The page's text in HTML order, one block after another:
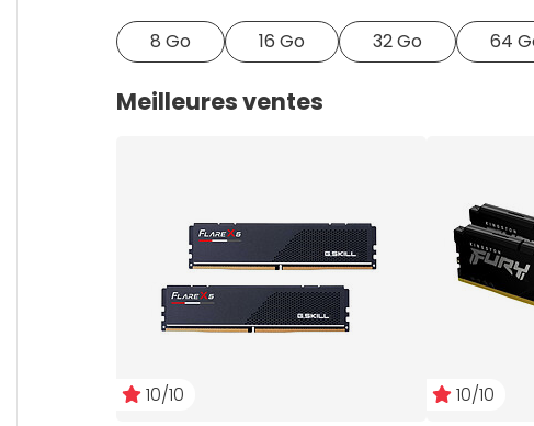
8 Go 16 Go 32 Go 64
Meilleures ventes
10/10 10/10